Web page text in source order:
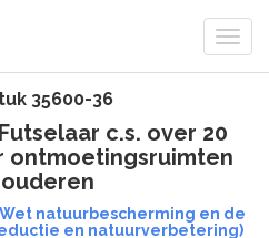
35600-36
c.s. over 20
ontmoetingsruimten
natuurbescherming en de
en natuurverbetering)